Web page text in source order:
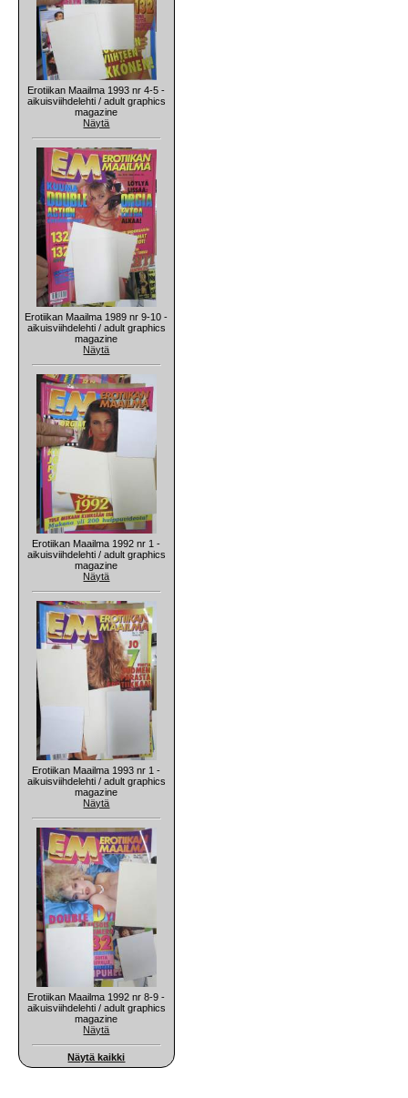
Erotiikan Maailma 1993 nr 4-5 -
aikuisviihdelehti / adult graphics
magazine
Näytä
Erotiikan Maailma 1989 nr 9-10 -
aikuisviihdelehti / adult graphics
magazine
Näytä
Erotiikan Maailma 1992 nr 1 -
aikuisviihdelehti / adult graphics
magazine
Näytä
Erotiikan Maailma 1993 nr 1 -
aikuisviihdelehti / adult graphics
magazine
Näytä
Erotiikan Maailma 1992 nr 8-9 -
aikuisviihdelehti / adult graphics
magazine
Näytä
Näytä kaikki